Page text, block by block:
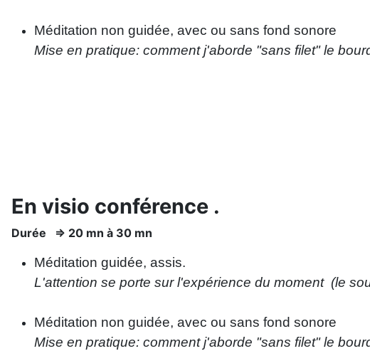
Méditation non guidée, avec ou sans fond sonore
Mise en pratique: comment j'aborde "sans filet" le
En visio conférence .
Durée => 20 mn à 30 mn
Méditation guidée, assis.
L'attention se porte sur l'expérience du moment (le
Méditation non guidée, avec ou sans fond sonore
Mise en pratique: comment j'aborde "sans filet" le